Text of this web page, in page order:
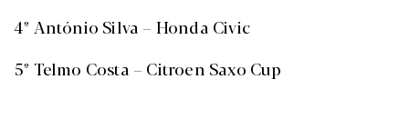
4º António Silva – Honda Civic
5º Telmo Costa – Citroen Saxo Cup